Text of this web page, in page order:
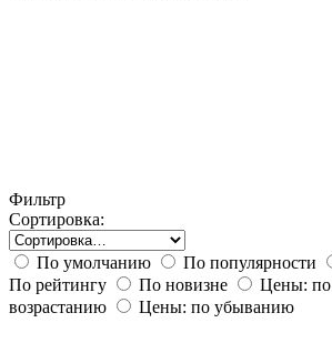
Фильтр
Сортировка:
По умолчанию
По популярности
По рейтингу
По новизне
Цены: по
возрастанию
Цены: по убыванию